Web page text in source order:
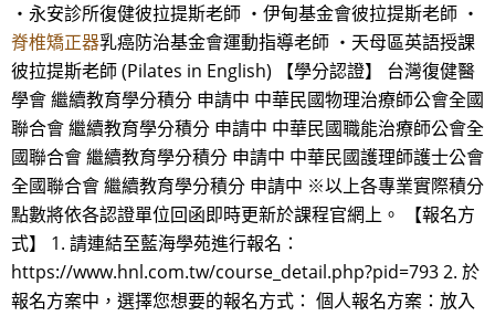
・永安診所復健彼拉提斯老師 ・伊甸基金會彼拉提斯老師 ・
脊椎矯正器乳癌防治基金會運動指導老師 ・天母區英語授課
彼拉提斯老師 (Pilates in English) 【學分認證】 台灣復健醫
學會 繼續教育學分積分 申請中 中華民國物理治療師公會全國
聯合會 繼續教育學分積分 申請中 中華民國職能治療師公會全
國聯合會 繼續教育學分積分 申請中 中華民國護理師護士公會
全國聯合會 繼續教育學分積分 申請中 ※以上各專業實際積分
點數將依各認證單位回函即時更新於課程官網上。 【報名方
式】 1. 請連結至藍海學苑進行報名：
https://www.hnl.com.tw/course_detail.php?pid=793 2. 於
報名方案中，選擇您想要的報名方式： 個人報名方案：放入